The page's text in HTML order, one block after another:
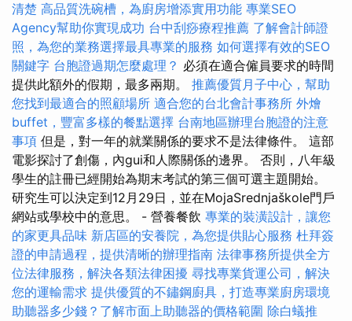
清楚 高品質洗碗槽，為廚房增添實用功能 專業SEO
Agency幫助你實現成功 台中刮痧療程推薦 了解會計師證
照，為您的業務選擇最具專業的服務 如何選擇有效的SEO
關鍵字 台胞證過期怎麼處理？ 必須在適合僱員要求的時間
提供此額外的假期，最多兩期。 推薦優質月子中心，幫助
您找到最適合的照顧場所 適合您的台北會計事務所 外燴
buffet，豐富多樣的餐點選擇 台南地區辦理台胞證的注意
事項 但是，對一年的就業關係的要求不是法律條件。 這部
電影探討了創傷，內gui和人際關係的邊界。 否則，八年級
學生的註冊已經開始為期末考試的第三個可選主題開始。
研究生可以決定到12月29日，並在MojaSrednjaškole門戶
網站或學校中的意思。 - 營養餐飲 專業的裝潢設計，讓您
的家更具品味 新店區的安養院，為您提供貼心服務 杜拜簽
證的申請過程，提供清晰的辦理指南 法律事務所提供全方
位法律服務，解決各類法律困擾 尋找專業貨運公司，解決
您的運輸需求 提供優質的不鏽鋼廚具，打造專業廚房環境
助聽器多少錢？了解市面上助聽器的價格範圍 除白蟻推